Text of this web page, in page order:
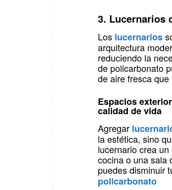
3. Lucernarios
Los lucernarios
arquitectura
reduciendo la
de policarbonato
de aire fresca
Espacios
calidad de vida
Agregar
la estética, sino
lucernario crea
cocina o una sala
puedes disminuir
policarbonato